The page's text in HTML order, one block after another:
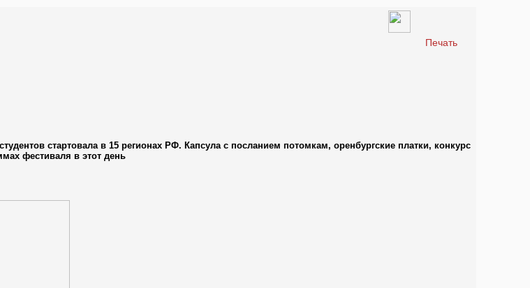
Печать
стартовала в 15 регионах РФ. Капсула с посланием потомкам, оренбургские платки, конкурс
фестиваля в этот день